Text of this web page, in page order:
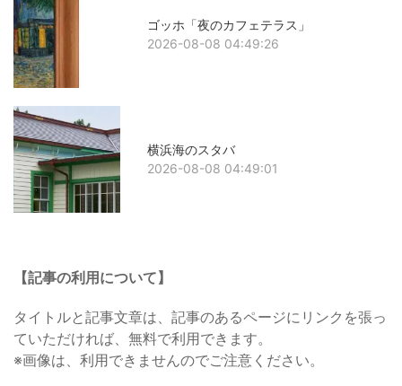
ゴッホ「夜のカフェテラス」
2026-08-08 04:49:26
横浜海のスタバ
2026-08-08 04:49:01
【記事の利用について】
タイトルと記事文章は、記事のあるページにリンクを張っ
ていただければ、無料で利用できます。
※画像は、利用できませんのでご注意ください。